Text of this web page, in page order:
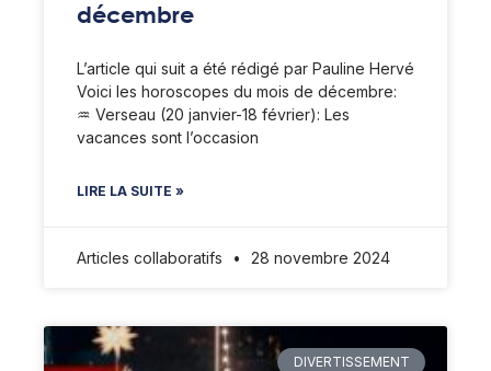
décembre
L’article qui suit a été rédigé par Pauline Hervé
Voici les horoscopes du mois de décembre:
♒️ Verseau (20 janvier-18 février): Les
vacances sont l’occasion
LIRE LA SUITE »
Articles collaboratifs 28 novembre 2024
DIVERTISSEMENT